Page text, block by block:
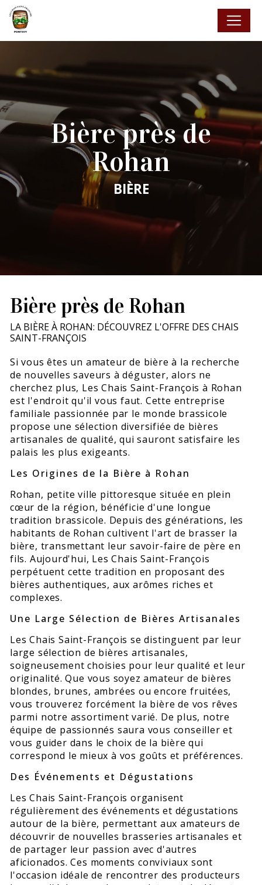
Bière près de
Rohan
BIÈRE
Bière près de Rohan
LA BIÈRE À ROHAN: DÉCOUVREZ L'OFFRE DES CHAIS
SAINT-FRANÇOIS
Si vous êtes un amateur de bière à la recherche
de nouvelles saveurs à déguster, alors ne
cherchez plus, Les Chais Saint-François à Rohan
est l'endroit qu'il vous faut. Cette entreprise
familiale passionnée par le monde brassicole
propose une sélection diversifiée de bières
artisanales de qualité, qui sauront satisfaire les
palais les plus exigeants.
Les Origines de la Bière à Rohan
Rohan, petite ville pittoresque située en plein
cœur de la région, bénéficie d'une longue
tradition brassicole. Depuis des générations, les
habitants de Rohan cultivent l'art de brasser la
bière, transmettant leur savoir-faire de père en
fils. Aujourd'hui, Les Chais Saint-François
perpétuent cette tradition en proposant des
bières authentiques, aux arômes riches et
complexes.
Une Large Sélection de Bières Artisanales
Les Chais Saint-François se distinguent par leur
large sélection de bières artisanales,
soigneusement choisies pour leur qualité et leur
originalité. Que vous soyez amateur de bières
blondes, brunes, ambrées ou encore fruitées,
vous trouverez forcément la bière de vos rêves
parmi notre assortiment varié. De plus, notre
équipe de passionnés saura vous conseiller et
vous guider dans le choix de la bière qui
correspond le mieux à vos goûts et préférences.
Des Événements et Dégustations
Les Chais Saint-François organisent
régulièrement des événements et dégustations
autour de la bière, permettant aux amateurs de
découvrir de nouvelles brasseries artisanales et
de partager leur passion avec d'autres
aficionados. Ces moments conviviaux sont
l'occasion idéale de rencontrer des producteurs
Panneau de gestion des cookies